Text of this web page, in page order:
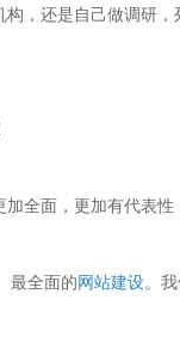
，还是自己做调研，
全面，更加有代表性
最全面的 网站建设。